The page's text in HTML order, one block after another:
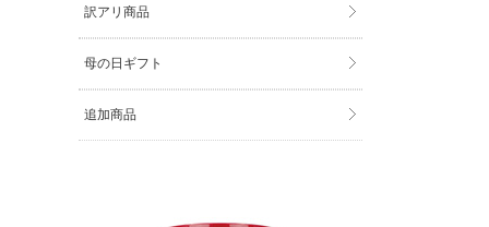
訳アリ商品
母の日ギフト
追加商品